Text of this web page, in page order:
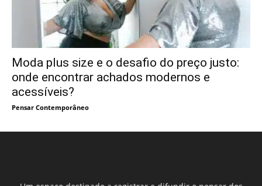
Moda plus size e o desafio do preço justo:
onde encontrar achados modernos e
acessíveis?
Pensar Contemporâneo